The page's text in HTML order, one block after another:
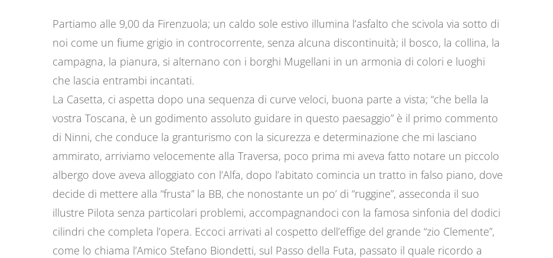
Partiamo alle 9,00 da Firenzuola; un caldo sole estivo illumina l’asfalto che scivola via sotto di
noi come un fiume grigio in controcorrente, senza alcuna discontinuità; il bosco, la collina, la
campagna, la pianura, si alternano con i borghi Mugellani in un armonia di colori e luoghi
che lascia entrambi incantati.
La Casetta, ci aspetta dopo una sequenza di curve veloci, buona parte a vista; “che bella la
vostra Toscana, è un godimento assoluto guidare in questo paesaggio” è il primo commento
di Ninni, che conduce la granturismo con la sicurezza e determinazione che mi lasciano
ammirato, arriviamo velocemente alla Traversa, poco prima mi aveva fatto notare un piccolo
albergo dove aveva alloggiato con l’Alfa, dopo l’abitato comincia un tratto in falso piano, dove
decide di mettere alla “frusta” la BB, che nonostante un po’ di “ruggine”, asseconda il suo
illustre Pilota senza particolari problemi, accompagnandoci con la famosa sinfonia del dodici
cilindri che completa l’opera. Eccoci arrivati al cospetto dell’effige del grande “zio Clemente”,
come lo chiama l’Amico Stefano Biondetti, sul Passo della Futa, passato il quale ricordo a